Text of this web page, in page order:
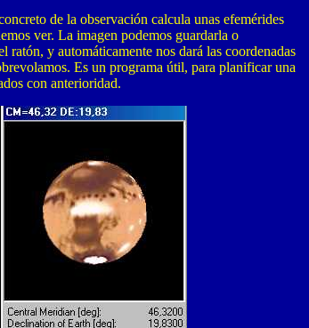
de la observación calcula unas efemérides
ver. La imagen podemos guardarla o
y automáticamente nos dará las coordenadas
Es un programa útil, para planificar una
con anterioridad.